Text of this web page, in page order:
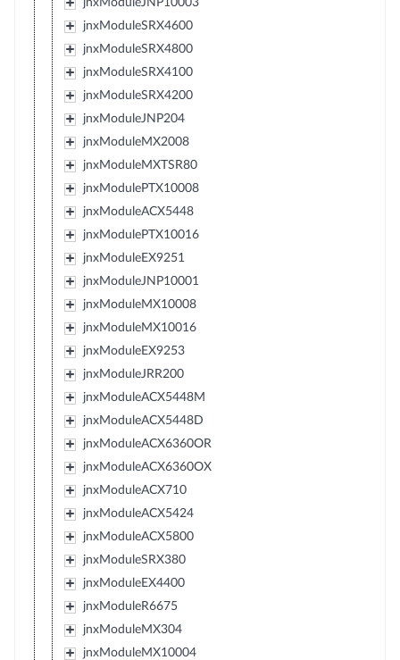
jnxModuleJNP10003
jnxModuleSRX4600
jnxModuleSRX4800
jnxModuleSRX4100
jnxModuleSRX4200
jnxModuleJNP204
jnxModuleMX2008
jnxModuleMXTSR80
jnxModulePTX10008
jnxModuleACX5448
jnxModulePTX10016
jnxModuleEX9251
jnxModuleJNP10001
jnxModuleMX10008
jnxModuleMX10016
jnxModuleEX9253
jnxModuleJRR200
jnxModuleACX5448M
jnxModuleACX5448D
jnxModuleACX6360OR
jnxModuleACX6360OX
jnxModuleACX710
jnxModuleACX5424
jnxModuleACX5800
jnxModuleSRX380
jnxModuleEX4400
jnxModuleR6675
jnxModuleMX304
jnxModuleMX10004